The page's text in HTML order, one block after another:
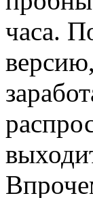
часа.